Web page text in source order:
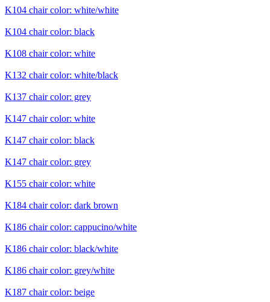
K104 chair color: white/white
K104 chair color: black
K108 chair color: white
K132 chair color: white/black
K137 chair color: grey
K147 chair color: white
K147 chair color: black
K147 chair color: grey
K155 chair color: white
K184 chair color: dark brown
K186 chair color: cappucino/white
K186 chair color: black/white
K186 chair color: grey/white
K187 chair color: beige